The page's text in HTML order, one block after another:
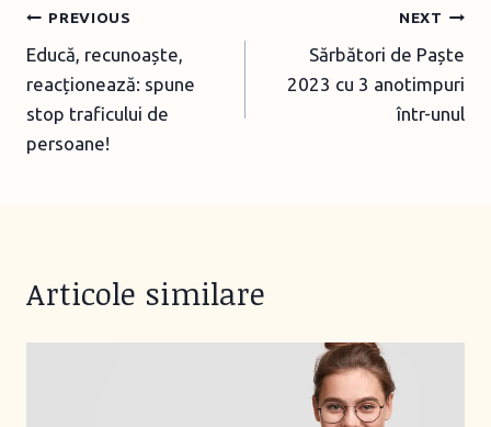
Post
navigation
PREVIOUS
Educă, recunoaște,
reacționează: spune
stop traficului de
persoane!
NEXT
Sărbători de Paște
2023 cu 3 anotimpuri
într-unul
Articole similare